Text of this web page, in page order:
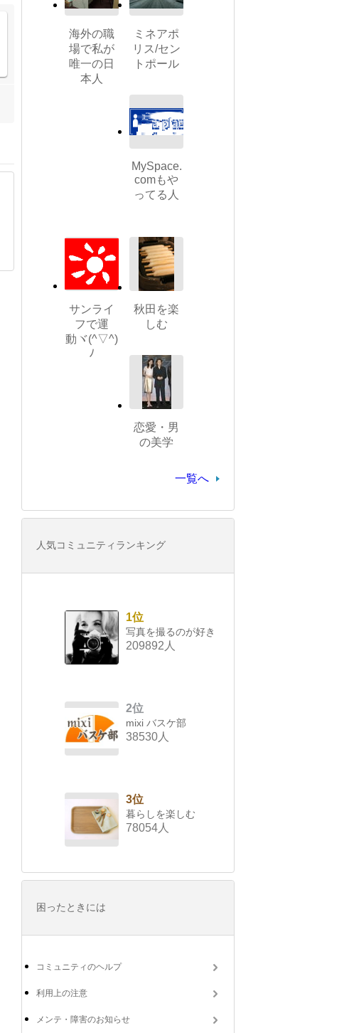
海外の職
場で私が
唯一の日
本人
ミネアポ
リス/セン
トポール
MySpace.
comもや
ってる人
サンライ
フで運
動ヾ(^▽^)
ﾉ
秋田を楽
しむ
恋愛・男
の美学
一覧へ
人気コミュニティランキング
1位
写真を撮るのが好き
209892人
2位
mixi バスケ部
38530人
3位
暮らしを楽しむ
78054人
困ったときには
コミュニティのヘルプ
利用上の注意
メンテ・障害のお知らせ